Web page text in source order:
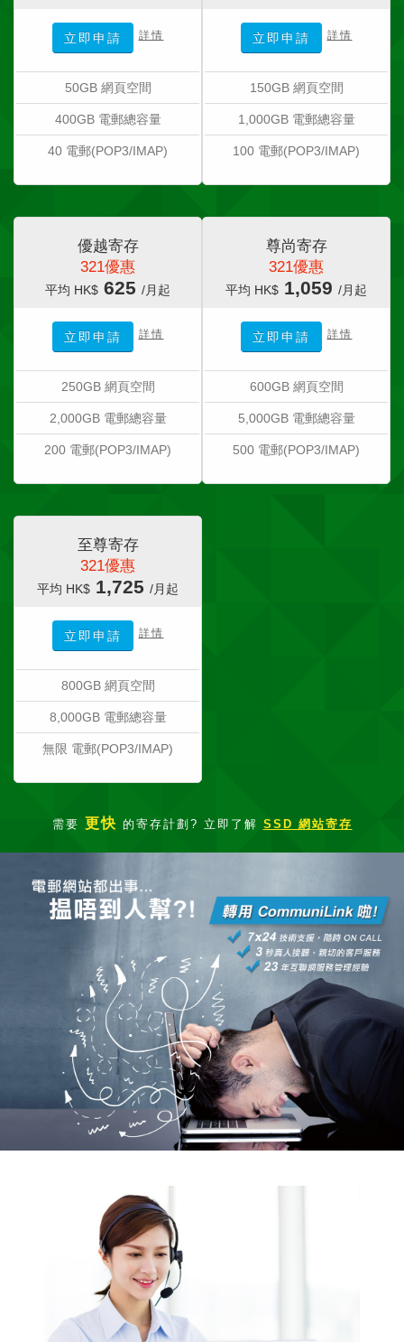
立即申請 詳情
50GB 網頁空間
400GB 電郵總容量
40 電郵(POP3/IMAP)
立即申請 詳情
150GB 網頁空間
1,000GB 電郵總容量
100 電郵(POP3/IMAP)
優越寄存
321優惠
平均 HK$ 625 /月起
立即申請 詳情
250GB 網頁空間
2,000GB 電郵總容量
200 電郵(POP3/IMAP)
尊尚寄存
321優惠
平均 HK$ 1,059 /月起
立即申請 詳情
600GB 網頁空間
5,000GB 電郵總容量
500 電郵(POP3/IMAP)
至尊寄存
321優惠
平均 HK$ 1,725 /月起
立即申請 詳情
800GB 網頁空間
8,000GB 電郵總容量
無限 電郵(POP3/IMAP)
需要 更快 的寄存計劃? 立即了解 SSD 網站寄存